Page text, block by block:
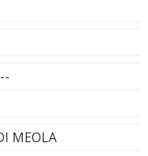
MEOLA